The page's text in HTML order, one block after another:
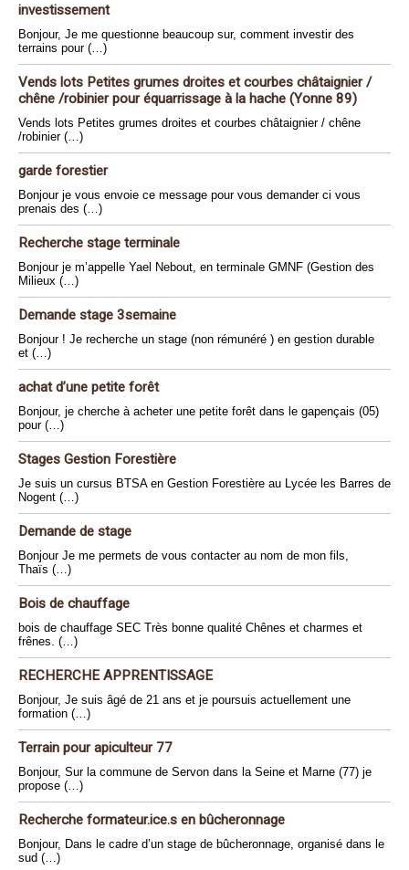
investissement
Bonjour, Je me questionne beaucoup sur, comment investir des
terrains pour (…)
Vends lots Petites grumes droites et courbes châtaignier /
chêne /robinier pour équarrissage à la hache (Yonne 89)
Vends lots Petites grumes droites et courbes châtaignier / chêne
/robinier (…)
garde forestier
Bonjour je vous envoie ce message pour vous demander ci vous
prenais des (…)
Recherche stage terminale
Bonjour je m’appelle Yael Nebout, en terminale GMNF (Gestion des
Milieux (…)
Demande stage 3semaine
Bonjour ! Je recherche un stage (non rémunéré ) en gestion durable
et (…)
achat d’une petite forêt
Bonjour, je cherche à acheter une petite forêt dans le gapençais (05)
pour (…)
Stages Gestion Forestière
Je suis un cursus BTSA en Gestion Forestière au Lycée les Barres de
Nogent (…)
Demande de stage
Bonjour Je me permets de vous contacter au nom de mon fils,
Thaïs (…)
Bois de chauffage
bois de chauffage SEC Très bonne qualité Chênes et charmes et
frênes. (…)
RECHERCHE APPRENTISSAGE
Bonjour, Je suis âgé de 21 ans et je poursuis actuellement une
formation (…)
Terrain pour apiculteur 77
Bonjour, Sur la commune de Servon dans la Seine et Marne (77) je
propose (…)
Recherche formateur.ice.s en bûcheronnage
Bonjour, Dans le cadre d’un stage de bûcheronnage, organisé dans le
sud (…)